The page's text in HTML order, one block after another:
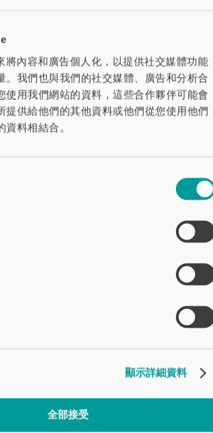
將內容和廣告個人化，以提供社交媒體功能
。我們也與我們的社交媒體、廣告和分析合
使用我們網站的資料，這些合作夥伴可能會
提供給他們的其他資料或他們從您使用他們
料相結合。
顯示詳細資料
全部接受
锈钢外壳